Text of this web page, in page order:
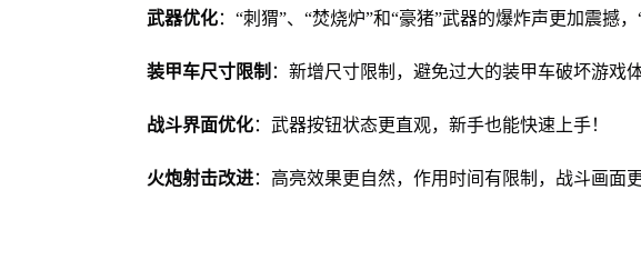
武器优化：“刺猬”、“焚烧炉”和“豪猪”武器的爆炸声更加震撼
装甲车尺寸限制 ：新增尺寸限制，避免过大的装甲车破坏游戏
战斗界面优化：武器按钮状态更直观，新手也能快速上手！
火炮射击改进：高亮效果更自然，作用时间有限制，战斗画面更